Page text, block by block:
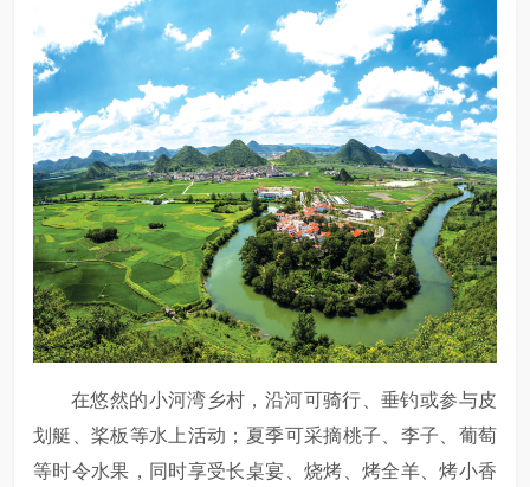
在悠然的小河湾乡村，沿河可骑行、垂钓或参与皮
划艇、桨板等水上活动；夏季可采摘桃子、李子、葡萄
等时令水果，同时享受长桌宴、烧烤、烤全羊、烤小香